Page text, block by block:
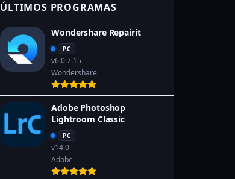
ÚLTIMOS PROGRAMAS
Wondershare Repairit
PC
v6.0.7.15
Wondershare
Adobe Photoshop
Lightroom Classic
PC
v14.0
Adobe